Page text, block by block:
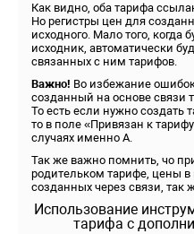
Как видно, оба тарифа
Но регистры цен для
исходного. Мало того, когда
исходник, автоматически
связанных с ним тарифов.
Важно! Во избежание
созданный на основе связи
То есть если нужно создать
то в поле «Привязан к
случаях именно А.
Так же важно помнить, чо
родительком тарифе, цены
созданных через связи, так
Использование
тарифа с